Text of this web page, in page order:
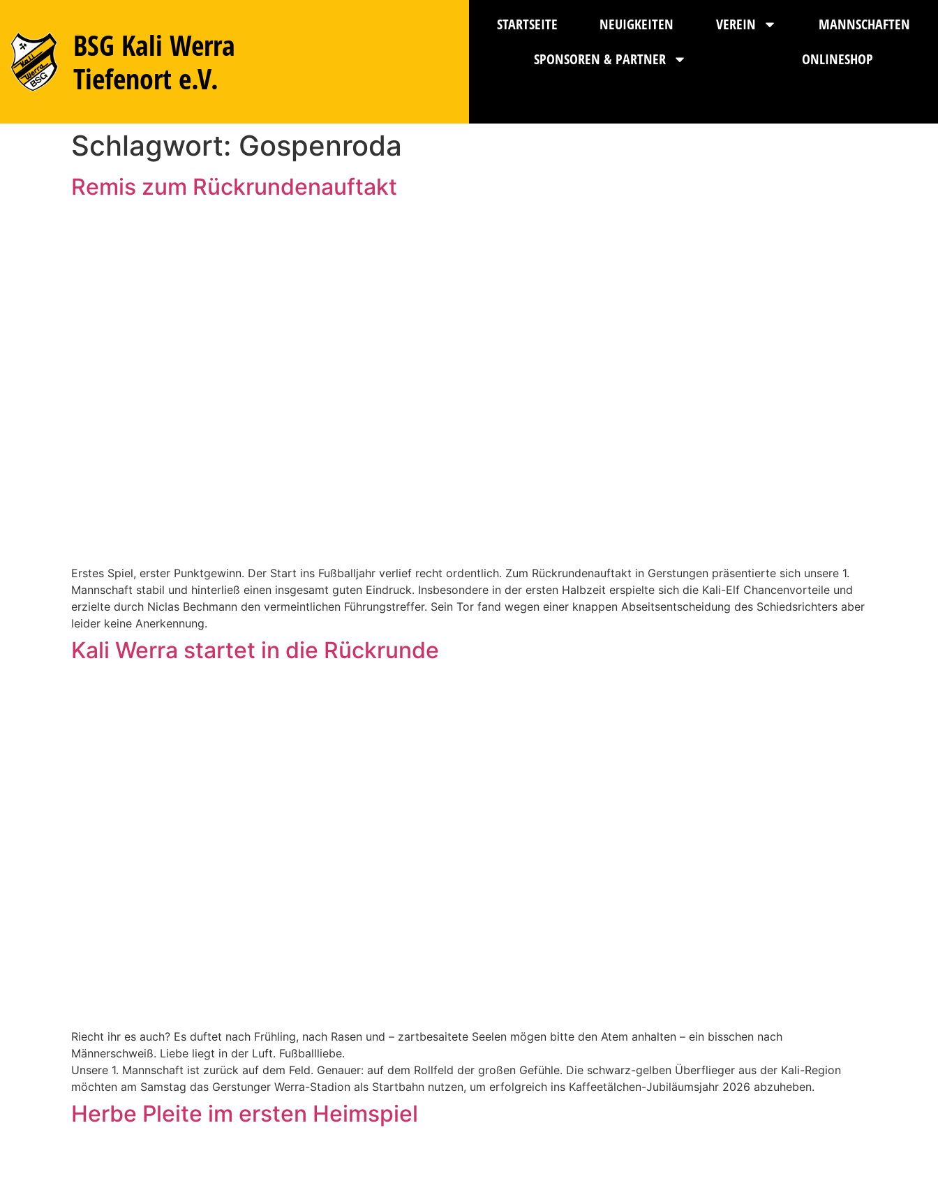
BSG Kali Werra
Tiefenort e.V.
STARTSEITE NEUIGKEITEN VEREIN
MANNSCHAFTEN
SPONSOREN & PARTNER
ONLINESHOP
Schlagwort: Gospenroda
Remis zum Rückrundenauftakt
Erstes Spiel, erster Punktgewinn. Der Start ins Fußballjahr verlief recht ordentlich. Zum Rückrundenauftakt in Gerstungen präsentierte sich unsere 1.
Mannschaft stabil und hinterließ einen insgesamt guten Eindruck. Insbesondere in der ersten Halbzeit erspielte sich die Kali-Elf Chancenvorteile und
erzielte durch Niclas Bechmann den vermeintlichen Führungstreffer. Sein Tor fand wegen einer knappen Abseitsentscheidung des Schiedsrichters aber
leider keine Anerkennung.
Kali Werra startet in die Rückrunde
Riecht ihr es auch? Es duftet nach Frühling, nach Rasen und – zartbesaitete Seelen mögen bitte den Atem anhalten – ein bisschen nach
Männerschweiß. Liebe liegt in der Luft. Fußballliebe.
Unsere 1. Mannschaft ist zurück auf dem Feld. Genauer: auf dem Rollfeld der großen Gefühle. Die schwarz-gelben Überflieger aus der Kali-Region
möchten am Samstag das Gerstunger Werra-Stadion als Startbahn nutzen, um erfolgreich ins Kaffeetälchen-Jubiläumsjahr 2026 abzuheben.
Herbe Pleite im ersten Heimspiel